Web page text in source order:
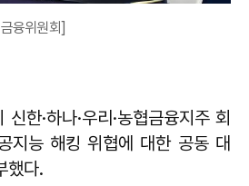
융위원회]
한·하나·우리·농협금융지주 회
지능 해킹 위협에 대한 공동 대
했다.